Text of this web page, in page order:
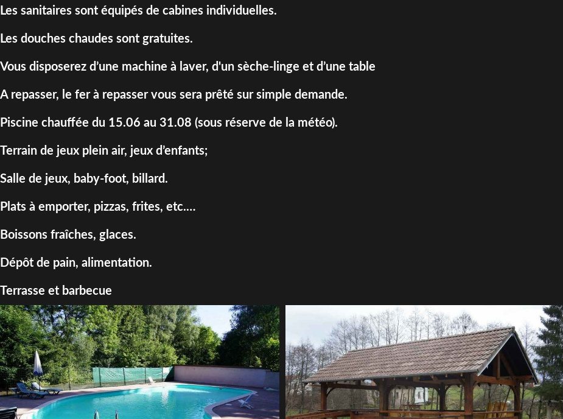
Les sanitaires sont équipés de cabines individuelles.
Les douches chaudes sont gratuites.
Vous disposerez d’une machine à laver, d'un sèche-linge et d’une table
A repasser, le fer à repasser vous sera prêté sur simple demande.
Piscine chauffée du 15.06 au 31.08 (sous réserve de la météo).
Terrain de jeux plein air, jeux d’enfants;
Salle de jeux, baby-foot, billard.
Plats à emporter, pizzas, frites, etc.…
Boissons fraîches, glaces.
Dépôt de pain, alimentation.
Terrasse et barbecue